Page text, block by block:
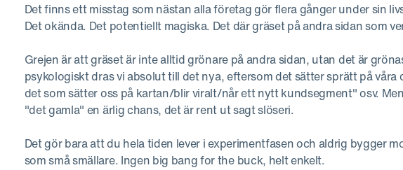
Det finns ett misstag som nästan alla företag gör flera gånger under sin
Det okända. Det potentiellt magiska. Det där gräset på andra sidan som
Grejen är att gräset är inte alltid grönare på andra sidan, utan det är
psykologiskt dras vi absolut till det nya, eftersom det sätter sprätt på
det som sätter oss på kartan/blir viralt/når ett nytt kundsegment" osv.
"det gamla" en ärlig chans, det är rent ut sagt slöseri.
Det gör bara att du hela tiden lever i experimentfasen och aldrig bygger
som små smällare. Ingen big bang for the buck, helt enkelt.